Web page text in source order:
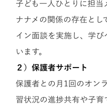
子ども一人ひとりに担当
ナナメの関係の存在とし
イン面談を実施し、学
います。
２）保護者サポート
保護者との月1回のオン
習状況の進捗共有や子育